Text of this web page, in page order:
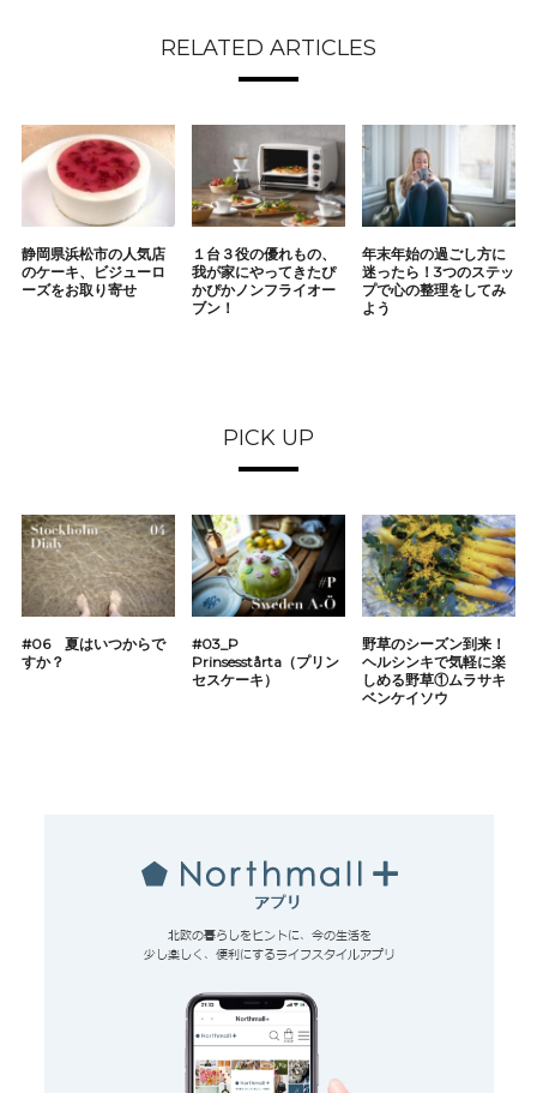
RELATED ARTICLES
静岡県浜松市の人気店
のケーキ、ビジューロ
ーズをお取り寄せ
１台３役の優れもの、
我が家にやってきたぴ
かぴかノンフライオー
ブン！
年末年始の過ごし方に
迷ったら！3つのステッ
プで心の整理をしてみ
よう
PICK UP
#06 夏はいつからで
すか？
#03_P
Prinsesstårta（プリン
セスケーキ）
野草のシーズン到来！
ヘルシンキで気軽に楽
しめる野草①ムラサキ
ベンケイソウ